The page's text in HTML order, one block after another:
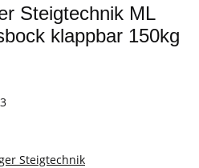
Steigtechnik ML
klappbar 150kg
Steigtechnik